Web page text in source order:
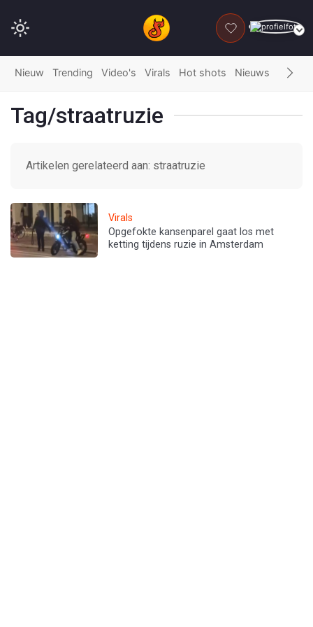
DONEER
Nieuw Trending Video's Virals Hot shots Nieuws Fails
Tag/straatruzie
Artikelen gerelateerd aan: straatruzie
Virals
Opgefokte kansenparel gaat los met
ketting tijdens ruzie in Amsterdam